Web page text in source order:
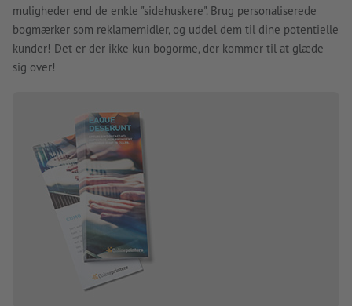
muligheder end de enkle "sidehuskere". Brug personaliserede
bogmærker som reklamemidler, og uddel dem til dine potentielle
kunder! Det er der ikke kun bogorme, der kommer til at glæde
sig over!